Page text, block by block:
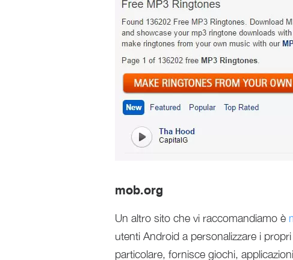
mob.org
Un altro sito che vi raccomandiamo è
utenti Android a personalizzare i
particolare, fornisce giochi,